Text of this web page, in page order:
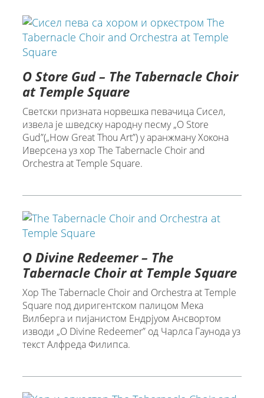
O Store Gud – The Tabernacle Choir
at Temple Square
Светски признатa норвешкa певачица Сисел,
извела је шведску народну песму „O Store
Gud”(„How Great Thou Art”) у аранжману Хокона
Иверсена уз хор The Tabernacle Choir and
Orchestra at Temple Square.
O Divine Redeemer – The
Tabernacle Choir at Temple Square
Хор The Tabernacle Choir and Orchestra at Temple
Square под диригентском палицом Мека
Вилберга и пијанистом Ендрјуом Ансвортом
изводи „O Divine Redeemer” од Чарлса Гаунода уз
текст Алфреда Филипса.